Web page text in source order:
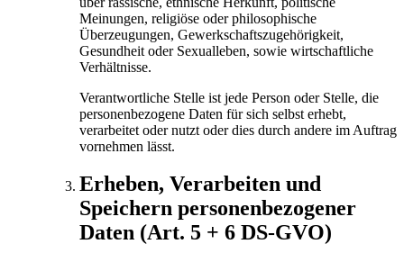
Meinungen, religiöse oder philosophische
Überzeugungen, Gewerkschaftszugehörigkeit,
Gesundheit oder Sexualleben, sowie wirtschaftliche
Verhältnisse.
Verantwortliche Stelle ist jede Person oder Stelle, die
personenbezogene Daten für sich selbst erhebt,
verarbeitet oder nutzt oder dies durch andere im Auftrag
vornehmen lässt.
Erheben, Verarbeiten und
Speichern personenbezogener
Daten (Art. 5 + 6 DS-GVO)